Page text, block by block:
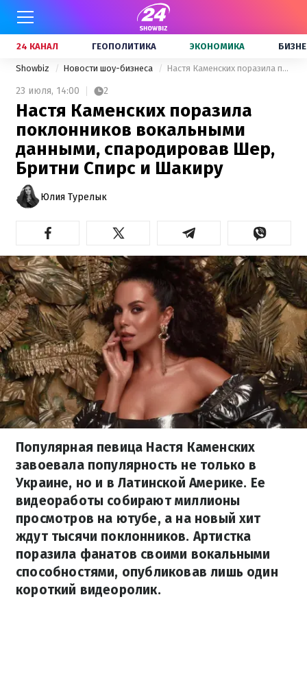
24 КАНАЛ ГЕОПОЛИТИКА ЭКОНОМИКА
Showbiz Новости шоу-бизнеса Настя Каменских поразила поклонников вокальными данными, спародировав Шер, Бритни Спирс и Шакиру
23 июля, 14:00 2
Настя Каменских поразила
поклонников вокальными
данными, спародировав Шер,
Бритни Спирс и Шакиру
Юлия Турелык
Популярная певица Настя Каменских
завоевала популярность не только в
Украине, но и в Латинской Америке. Ее
видеоработы собирают миллионы
просмотров на ютубе, а на новый хит
ждут тысячи поклонников. Артистка
поразила фанатов своими вокальными
способностями, опубликовав лишь один
короткий видеоролик.